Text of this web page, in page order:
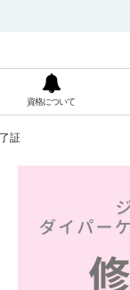
資格について
証